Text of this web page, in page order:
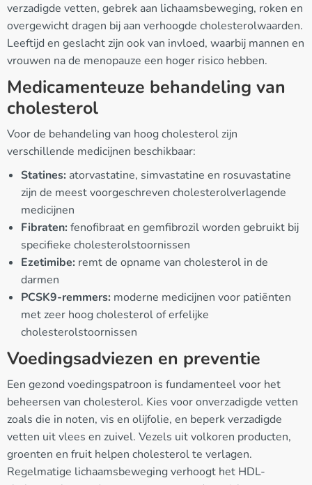
verzadigde vetten, gebrek aan lichaamsbeweging, roken en
overgewicht dragen bij aan verhoogde cholesterolwaarden.
Leeftijd en geslacht zijn ook van invloed, waarbij mannen en
vrouwen na de menopauze een hoger risico hebben.
Medicamenteuze behandeling van
cholesterol
Voor de behandeling van hoog cholesterol zijn
verschillende medicijnen beschikbaar:
Statines: atorvastatine, simvastatine en rosuvastatine
zijn de meest voorgeschreven cholesterolverlagende
medicijnen
Fibraten: fenofibraat en gemfibrozil worden gebruikt bij
specifieke cholesterolstoornissen
Ezetimibe: remt de opname van cholesterol in de
darmen
PCSK9-remmers: moderne medicijnen voor patiënten
met zeer hoog cholesterol of erfelijke
cholesterolstoornissen
Voedingsadviezen en preventie
Een gezond voedingspatroon is fundamenteel voor het
beheersen van cholesterol. Kies voor onverzadigde vetten
zoals die in noten, vis en olijfolie, en beperk verzadigde
vetten uit vlees en zuivel. Vezels uit volkoren producten,
groenten en fruit helpen cholesterol te verlagen.
Regelmatige lichaamsbeweging verhoogt het HDL-